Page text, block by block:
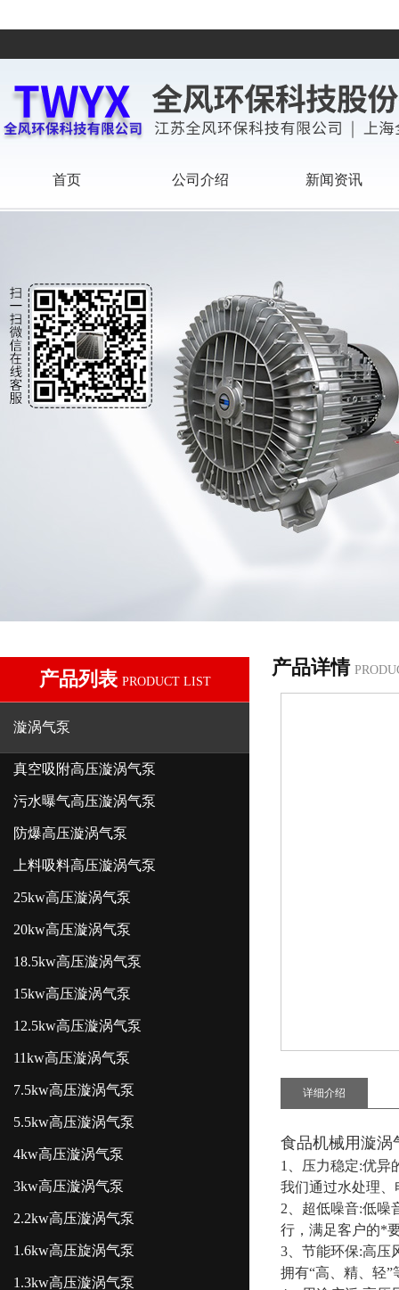
首页 公司介绍 新闻资讯
产品列表 PRODUCT LIST
漩涡气泵
真空吸附高压漩涡气泵
污水曝气高压漩涡气泵
防爆高压漩涡气泵
上料吸料高压漩涡气泵
25kw高压漩涡气泵
20kw高压漩涡气泵
18.5kw高压漩涡气泵
15kw高压漩涡气泵
12.5kw高压漩涡气泵
11kw高压漩涡气泵
7.5kw高压漩涡气泵
5.5kw高压漩涡气泵
4kw高压漩涡气泵
3kw高压漩涡气泵
2.2kw高压漩涡气泵
1.6kw高压旋涡气泵
1.3kw高压漩涡气泵
产品详情
详细介绍
食品机械用漩涡
1、压力稳定:优异
我们通过水处理
2、超低噪音:低噪
行，满足客户的*
3、节能环保:高压
拥有“高、精、轻